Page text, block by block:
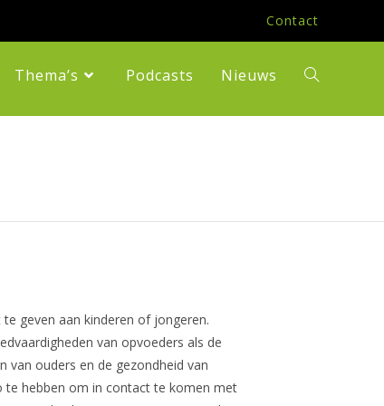
Contact
Thema’s Podcasts Nieuws Toggle
geven aan kinderen of jongeren.
van opvoeders als de
van ouders en de gezondheid van
te hebben om in contact te komen met